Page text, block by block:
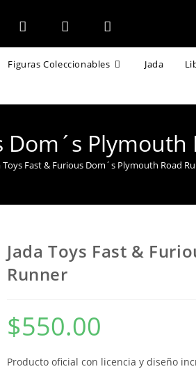
Figuras Coleccionables Jada
Dom´s
Toys Fast & Furious Dom´s Plymouth Road
Jada Toys Fast &
Runner
$550.00
Producto oficial con licencia y diseño